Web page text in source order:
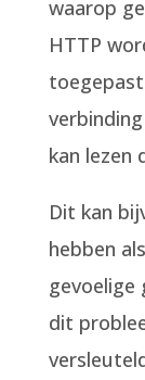
waarop
HTTP
kan lezen
Dit kan
hebben
gevoelige
dit